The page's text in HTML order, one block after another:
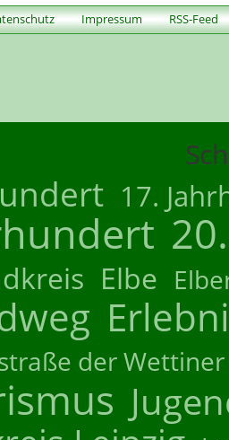
Impressum RSS-Feed
17.
Elbe
der Wettiner